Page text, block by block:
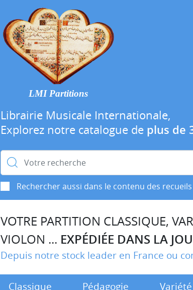
LMI Partitions
Librairie Musicale Internationale,
Explorez notre catalogue de plus de
Rechercher :
Rechercher aussi dans le contenu des recueils
VOTRE PARTITION CLASSIQUE,
VIOLON ... EXPÉDIÉE DANS LA
Depuis notre stock leader en France ou
Classique Pédagogie Variété